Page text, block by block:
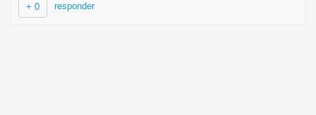
+ 0 responder